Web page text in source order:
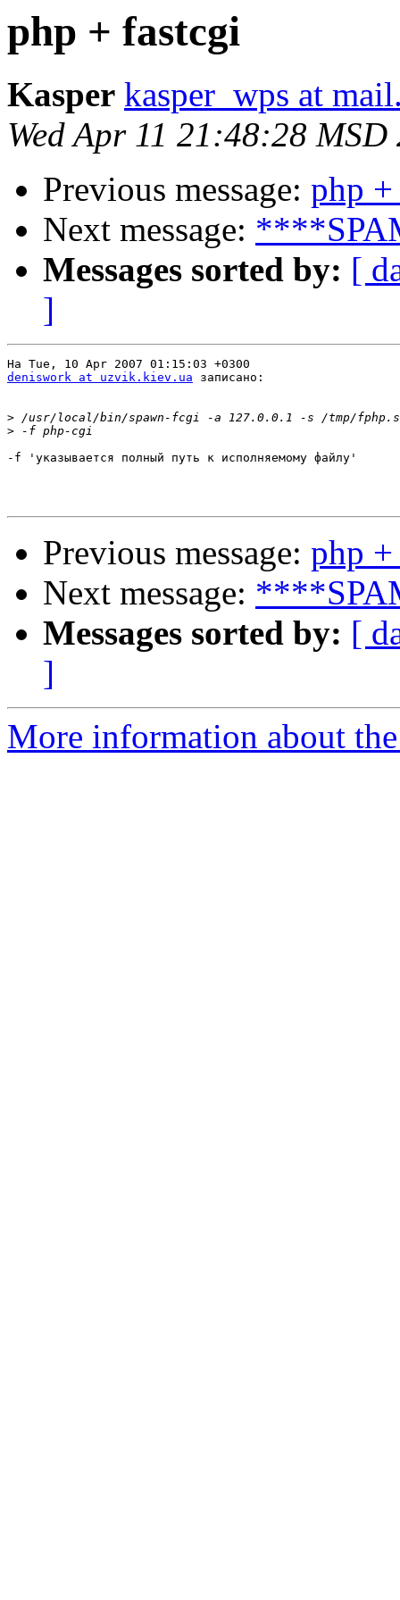
php + fastcgi
Kasper kasper_wps at
Wed Apr 11 21:48:28 MSD
Previous message: php
Next message:
Messages sorted by: [
]
deniswork at uzvik.kiev.ua записано:
>
>
-f 'указывается полный путь к исполняемому файлу'
Previous message: php
Next message:
Messages sorted by: [
]
More information about